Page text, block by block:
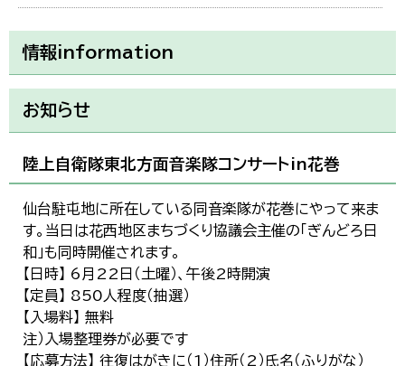
情報information
お知らせ
陸上自衛隊東北方面音楽隊コンサートin花巻
仙台駐屯地に所在している同音楽隊が花巻にやって来ま
す。当日は花西地区まちづくり協議会主催の「ぎんどろ日
和」も同時開催されます。
【日時】 6月22日（土曜）、午後2時開演
【定員】 850人程度（抽選）
【入場料】 無料
注）入場整理券が必要です
【応募方法】 往復はがきに（1）住所（2）氏名（ふりがな）